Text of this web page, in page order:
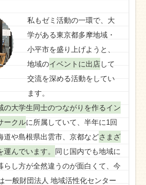
私もゼミ活動の一環で、大
学がある東京都多摩地域・
小平市を盛り上げようと、
地域のイベントに出店して
交流を深める活動をしてい
ます。
の大学生同士のつながりを作るイン
ークルに所属していて、半年に1回
道や島根県出雲市、京都などさまざ
運んでいます。 同じ国内でも地域に
らし方が全然違うのが面白くて、今
一般財団法人 地域活性化センター